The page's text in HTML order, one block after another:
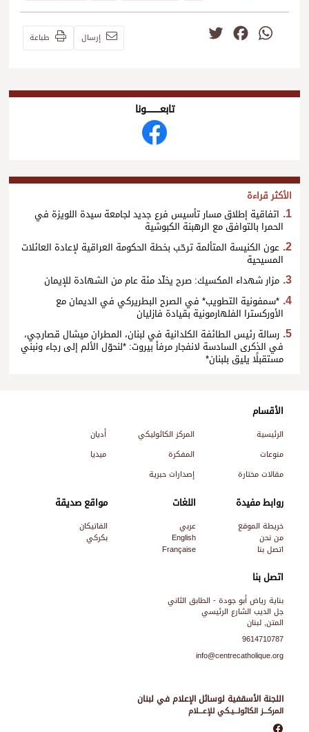
WhatsApp
Facebook إرسال طباعة
تابعــــــــــونا
الأكثر قراءة
اتفاقية إطلاق مسار تأسيس فرع جديد لجامعة سيدة اللويزة في
الحمرا بالتوافق مع الرهبنة الكبوشية
عون الكنيسة المتألمة ترحّب بخطة الحكومة العراقية لإعادة العائلات
المسيحية
مزار شهداء المكسيك: صرح يخلّد مئة عام من الشهادة للإيمان
*سمفونية التطويب* في الصرح البطريركي في الديمان مع
الأوركسترا الفلهارمونية بقيادة فازليان
رسالة رئيس الطائفة الكلدانية في لبنان، المطران ميشال قصارجي،
في الذكرى السادسة لانفجار مرفأ بيروت: *لنحوّل الألم إلى رجاء ونبني
مستقبلًا يليق بلبنان*
اللجنة الأسقفية لوسائل الإعلام في لبنان
المركـــز الكاثولـــيـكي للإعـــلام
اتصل بنا
بناية رياض أبو جودة - الطابق الثاني
جل الديب الشارع الرئيسي
المتن, لبنان
9614710787
info@centrecatholique.org
الأقسام
الرئيسية المركز الكاثوليكي
أديان
منوعات
المفكرة
ميديا
مقالات مختارة
إصدارات حبرية
روابط مفيدة
خريطة الموقع
من نحن
اتصل بنا
اللغات
عربي
English
Française
مواقع صديقة
الفاتيكان
بكركي